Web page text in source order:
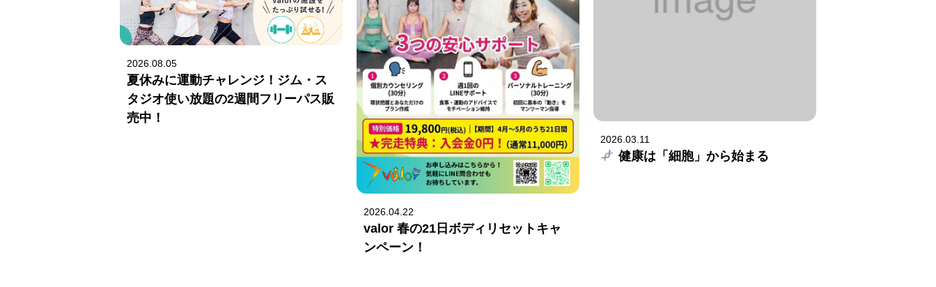
2026.08.05
夏休みに運動チャレンジ！ジム・ス
タジオ使い放題の2週間フリーパス販
売中！
2026.04.22
valor 春の21日ボディリセットキャ
ンペーン！
2026.03.11
健康は「細胞」から始まる